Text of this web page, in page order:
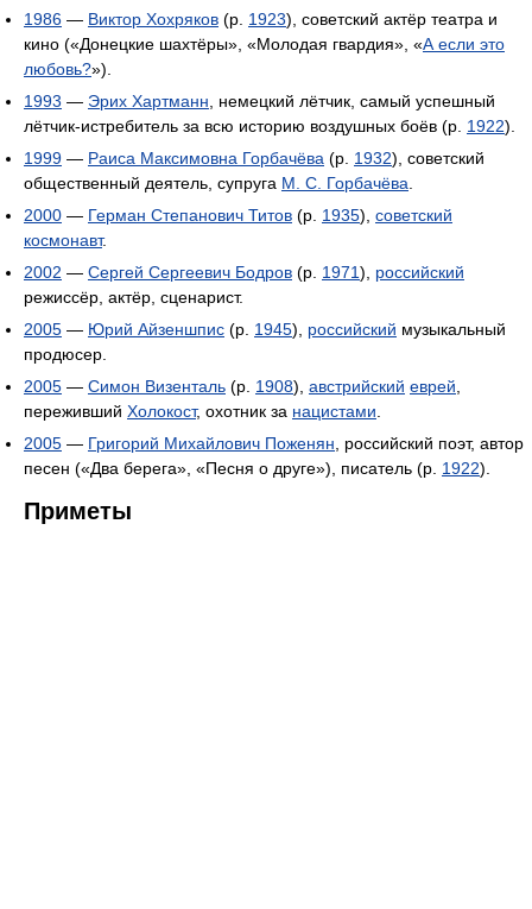
1986 — Виктор Хохряков (р. 1923), советский актёр театра и
кино («Донецкие шахтёры», «Молодая гвардия», «А если это
любовь?»).
1993 — Эрих Хартманн , немецкий лётчик, самый успешный
лётчик-истребитель за всю историю воздушных боёв (р. 1922).
1999 — Раиса Максимовна Горбачёва (р. 1932), советский
общественный деятель, супруга М. С. Горбачёва
2000 — Герман Степанович Титов (р. 1935), советский
космонавт.
2002 — Сергей Сергеевич Бодров (р. 1971), российский
режиссёр, актёр, сценарист.
2005 — Юрий Айзеншпис (р. 1945), российский музыкальный
продюсер.
2005 — Симон Визенталь (р. 1908), австрийский еврей
переживший Холокост, охотник за нацистами
2005 — Григорий Михайлович Поженян , российский поэт, автор
песен («Два берега», «Песня о друге»), писатель (р. 1922).
Приметы